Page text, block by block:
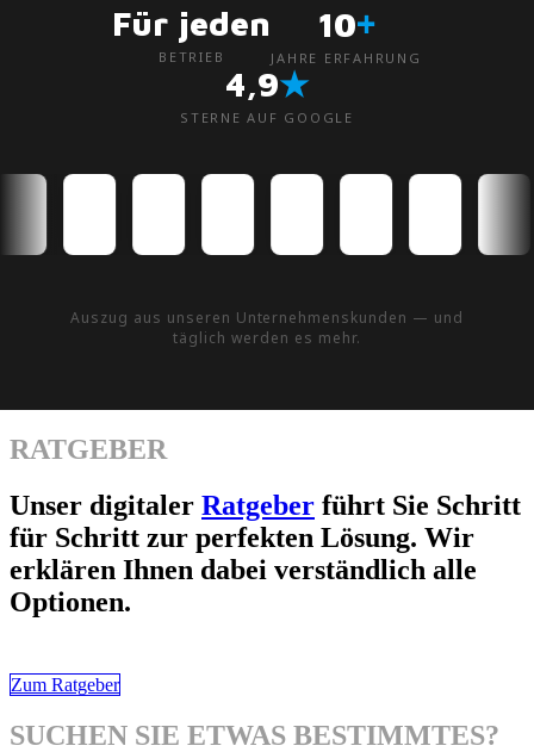
Für jeden
BETRIEB
10+
JAHRE ERFAHRUNG
4,9★
STERNE AUF GOOGLE
Auszug aus unseren Unternehmenskunden — und
täglich werden es mehr.
RATGEBER
Unser digitaler Ratgeber führt Sie Schritt
für Schritt zur perfekten Lösung. Wir
erklären Ihnen dabei verständlich alle
Optionen.
Zum Ratgeber
SUCHEN SIE ETWAS BESTIMMTES?